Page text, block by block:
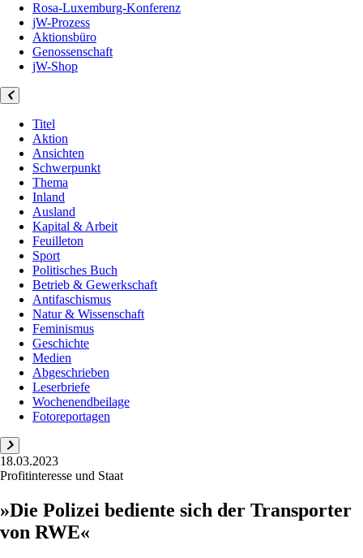
Rosa-Luxemburg-Konferenz
jW-Prozess
Aktionsbüro
Genossenschaft
jW-Shop
Titel
Aktion
Ansichten
Schwerpunkt
Thema
Inland
Ausland
Kapital & Arbeit
Feuilleton
Sport
Politisches Buch
Betrieb & Gewerkschaft
Antifaschismus
Natur & Wissenschaft
Feminismus
Geschichte
Medien
Abgeschrieben
Leserbriefe
Wochenendbeilage
Fotoreportagen
18.03.2023
Profitinteresse und Staat
»Die Polizei bediente sich der Transporter
von RWE«